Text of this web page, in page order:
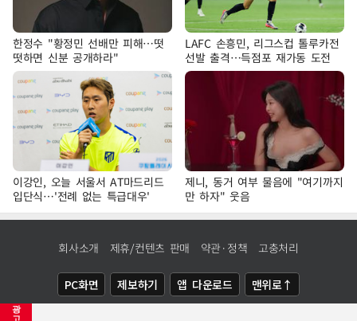
광
고
한정수 "황정민 선배만 피해…떳
떳하면 신분 공개하라"
LAFC 손흥민, 리그스컵 톨루카전
선발 출격…득점포 재가동 도전
이강인, 오늘 서울서 AT마드리드
입단식…'전례 없는 특급대우'
제니, 동거 여부 물음에 "여기까지
만 하자" 웃음
회사소개 제휴/컨텐츠 판매 약관·정책 고충처리
PC화면 제보하기 앱 다운로드 맨위로↑